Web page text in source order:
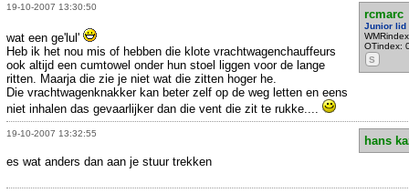
19-10-2007 13:30:50
rcmarc
Junior lid
OTindex:
S
wat een ge'lul'
Heb ik het nou mis of hebben die klote vrachtwagenchauffeurs
ook altijd een cumtowel onder hun stoel liggen voor de lange
ritten. Maarja die zie je niet wat die zitten hoger he.
Die vrachtwagenknakker kan beter zelf op de weg letten en eens
niet inhalen das gevaarlijker dan die vent die zit te rukke....
19-10-2007 13:32:55
hans
es wat anders dan aan je stuur trekken